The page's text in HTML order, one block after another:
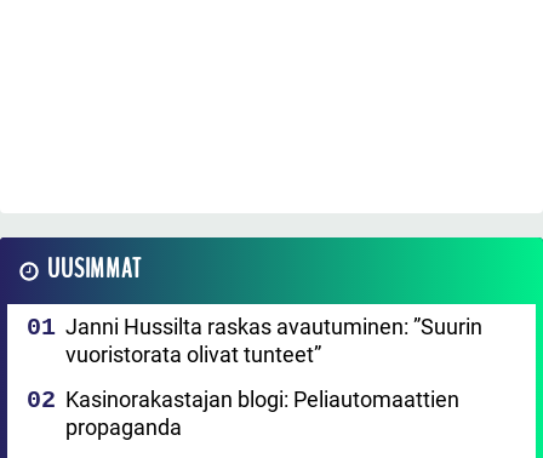
UUSIMMAT
Janni Hussilta raskas avautuminen: ”Suurin
vuoristorata olivat tunteet”
Kasinorakastajan blogi: Peliautomaattien
propaganda